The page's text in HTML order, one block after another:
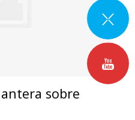
sobre